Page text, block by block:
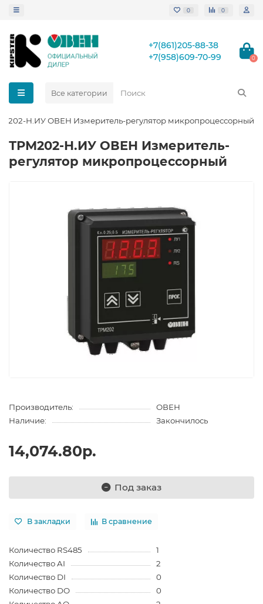
0 0
+7(861)205-88-38
+7(958)609-70-99
0
Все категории
Н.ИУ ОВЕН Измеритель-регулятор микропроцессорный
ТРМ202-Н.ИУ ОВЕН Измеритель-
регулятор микропроцессорный
Производитель:
ОВЕН
Наличие:
Закончилось
14,074.80р.
Под заказ
В закладки В сравнение
Количество RS485
1
Количество AI
2
Количество DI
0
Количество DO
0